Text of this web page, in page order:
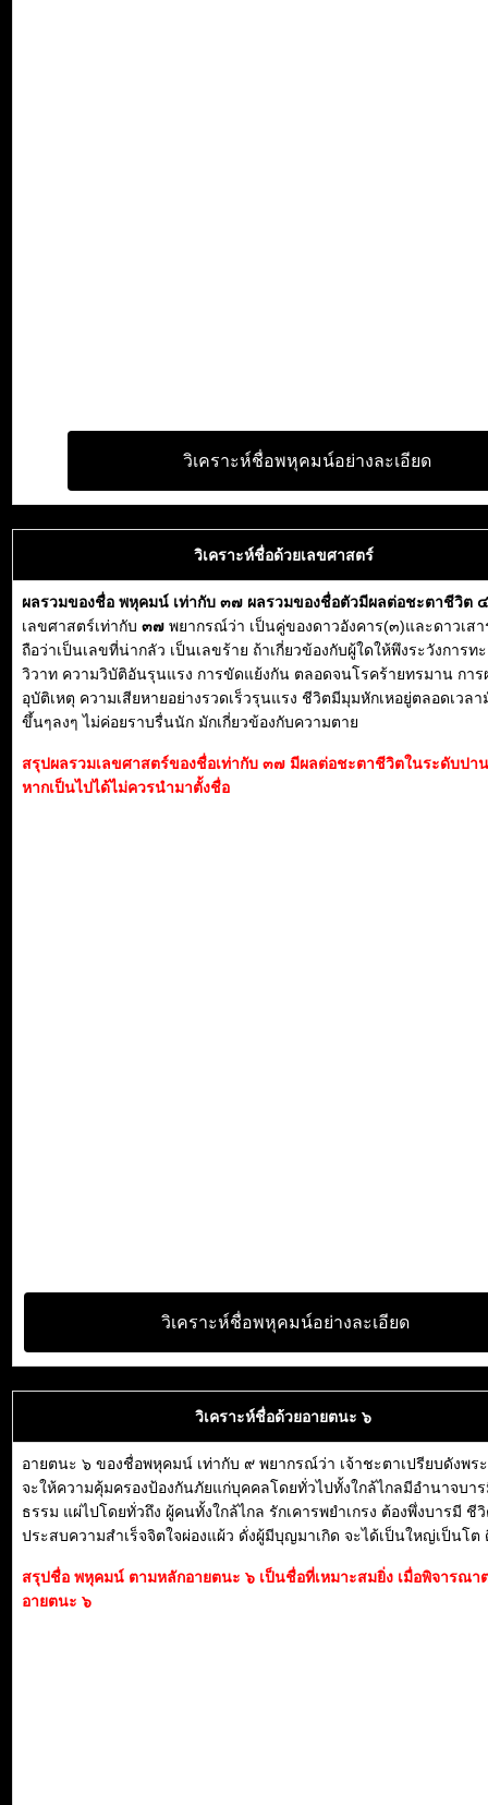
วิเคราะห์ชื่อพหุคมน์อย่างละเอียด
วิเคราะห์ชื่อด้วยเลขศาสตร์
ผลรวมของชื่อ พหุคมน์ เท่ากับ ๓๗ ผลรวมของชื่อตัวมีผลต่อชะตาชีวิต
เลขศาสตร์เท่ากับ ๓๗ พยากรณ์ว่า เป็นคู่ของดาวอังคาร(๓)และดาวเส
ถือว่าเป็นเลขที่น่ากลัว เป็นเลขร้าย ถ้าเกี่ยวข้องกับผู้ใดให้พึงระวังการทะ
วิวาท ความวิบัติอันรุนแรง การขัดแย้งกัน ตลอดจนโรคร้ายทรมาน การ
อุบัติเหตุ ความเสียหายอย่างรวดเร็วรุนแรง ชีวิตมีมุมหักเหอยู่ตลอดเวลา
ขึ้นๆลงๆ ไม่ค่อยราบรื่นนัก มักเกี่ยวข้องกับความตาย
สรุปผลรวมเลขศาสตร์ของชื่อเท่ากับ ๓๗ มีผลต่อชะตาชีวิตในระดับปา
หากเป็นไปได้ไม่ควรนำมาตั้งชื่อ
วิเคราะห์ชื่อพหุคมน์อย่างละเอียด
วิเคราะห์ชื่อด้วยอายตนะ ๖
อายตนะ ๖ ของชื่อพหุคมน์ เท่ากับ ๙ พยากรณ์ว่า เจ้าชะตาเปรียบดังพร
จะให้ความคุ้มครองป้องกันภัยแก่บุคคลโดยทั่วไปทั้งใกล้ไกลมีอำนาจบา
ธรรม แผ่ไปโดยทั่วถึง ผู้คนทั้งใกล้ไกล รักเคารพยำเกรง ต้องพึ่งบารมี ชี
ประสบความสำเร็จจิตใจผ่องแผ้ว ดั่งผู้มีบุญมาเกิด จะได้เป็นใหญ่เป็นโต
สรุปชื่อ พหุคมน์ ตามหลักอายตนะ ๖ เป็นชื่อที่เหมาะสมยิ่ง เมื่อพิจารณา
อายตนะ ๖